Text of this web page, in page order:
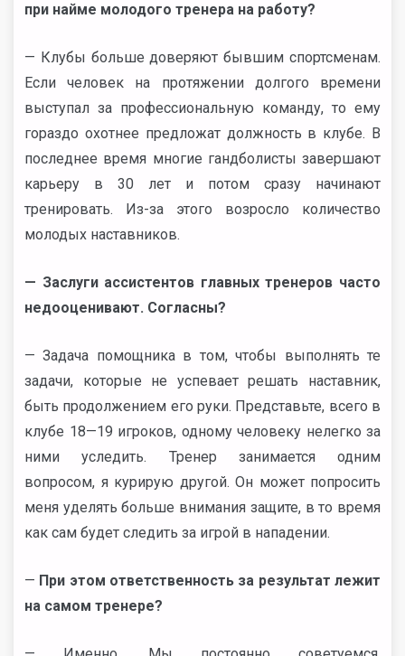
при найме молодого тренера на работу?
— Клубы больше доверяют бывшим спортсменам.
Если человек на протяжении долгого времени
выступал за профессиональную команду, то ему
гораздо охотнее предложат должность в клубе. В
последнее время многие гандболисты завершают
карьеру в 30 лет и потом сразу начинают
тренировать. Из-за этого возросло количество
молодых наставников.
— Заслуги ассистентов главных тренеров часто
недооценивают. Согласны?
— Задача помощника в том, чтобы выполнять те
задачи, которые не успевает решать наставник,
быть продолжением его руки. Представьте, всего в
клубе 18—19 игроков, одному человеку нелегко за
ними уследить. Тренер занимается одним
вопросом, я курирую другой. Он может попросить
меня уделять больше внимания защите, в то время
как сам будет следить за игрой в нападении.
— При этом ответственность за результат лежит
на самом тренере?